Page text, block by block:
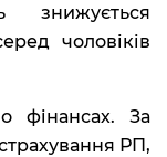
знижується
чоловіків
фінансах. За
РП,